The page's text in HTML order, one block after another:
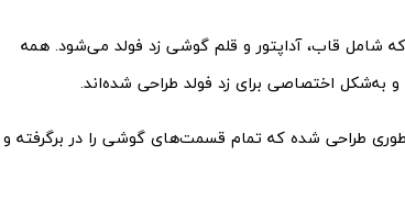
شامل قاب، آداپتور و قلم گوشی زد فولد می‌شود. همه
به‌شکل اختصاصی برای زد فولد طراحی شده‌اند.
طراحی شده که تمام قسمت‌های گوشی را در برگرفته و